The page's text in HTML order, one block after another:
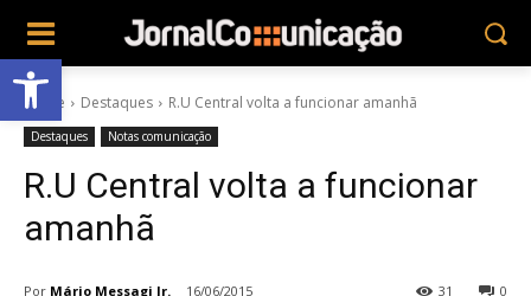
Abrir a barra de ferramentas
Home Destaques R.U Central volta a funcionar amanhã
Destaques Notas comunicação
R.U Central volta a funcionar
amanhã
Por Mário Messagi Jr. 16/06/2015 0
31